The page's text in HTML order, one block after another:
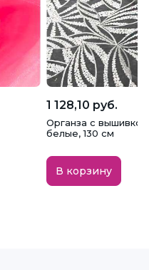
1 128,10 руб.
Органза с
белые, 130 см
В корзину